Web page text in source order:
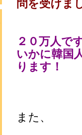
問を受けま
２０万人で
いかに韓国
ります！
また、